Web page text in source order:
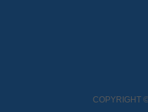
COPYRIGHT